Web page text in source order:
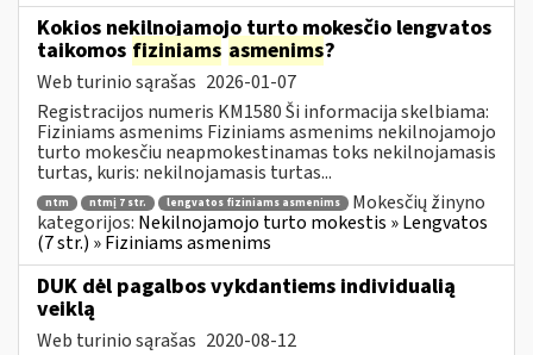
Kokios nekilnojamojo turto mokesčio lengvatos
taikomos fiziniams asmenims?
Web turinio sąrašas 2026-01-07
Registracijos numeris KM1580 Ši informacija skelbiama:
Fiziniams asmenims Fiziniams asmenims nekilnojamojo
turto mokesčiu neapmokestinamas toks nekilnojamasis
turtas, kuris: nekilnojamasis turtas...
ntm ntmį 7 str. lengvatos fiziniams asmenims
Mokesčių žinyno
kategorijos: Nekilnojamojo turto mokestis » Lengvatos
(7 str.) » Fiziniams asmenims
DUK dėl pagalbos vykdantiems individualią
veiklą
Web turinio sąrašas 2020-08-12